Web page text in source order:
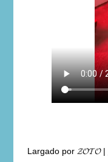
Largado por 𝓩𝓞𝓣𝓞|